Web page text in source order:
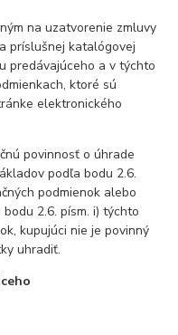
na uzatvorenie zmluvy
príslušnej katalógovej
predávajúceho a v týchto
ktoré sú
elektronického
povinnosť o úhrade
podľa bodu 2.6.
podmienok alebo
2.6. písm. i) týchto
kupujúci nie je povinný
uhradiť.